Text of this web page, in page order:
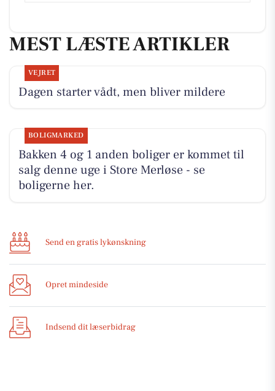
MEST LÆSTE ARTIKLER
VEJRET
Dagen starter vådt, men bliver mildere
BOLIGMARKED
Bakken 4 og 1 anden boliger er kommet til
salg denne uge i Store Merløse - se
boligerne her.
Send en gratis lykønskning
Opret mindeside
Indsend dit læserbidrag